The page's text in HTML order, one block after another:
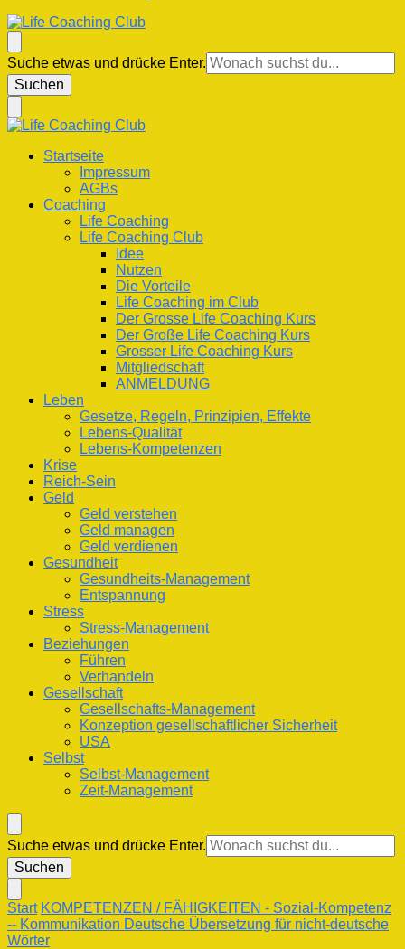
Life Coaching Club
Für Deine Lebenskompetenz
Suchst
du
nach
Suche etwas und drücke Enter.
Life Coaching Club
Für Deine Lebenskompetenz
Startseite
Impressum
AGBs
Coaching
Life Coaching
Life Coaching Club
Idee
Nutzen
Die Vorteile
Life Coaching im Club
Der Grosse Life Coaching Kurs
Der Große Life Coaching Kurs
Grosser Life Coaching Kurs
Mitgliedschaft
ANMELDUNG
Leben
Gesetze, Regeln, Prinzipien, Effekte
Lebens-Qualität
Lebens-Kompetenzen
Krise
Reich-Sein
Geld
Geld verstehen
Geld managen
Geld verdienen
Gesundheit
Gesundheits-Management
Entspannung
Stress
Stress-Management
Beziehungen
Führen
Verhandeln
Gesellschaft
Gesellschafts-Management
Konzeption gesellschaftlicher Sicherheit
USA
Selbst
Selbst-Management
Zeit-Management
Suchst
du
nach
Suche etwas und drücke Enter.
Start KOMPETENZEN / FÄHIGKEITEN - Sozial-Kompetenz
-- Kommunikation Deutsche Übersetzung für nicht-deutsche
Wörter